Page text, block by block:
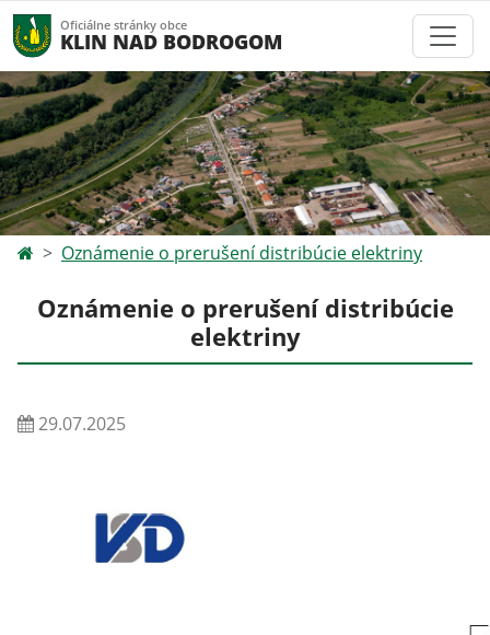
Oficiálne stránky obce
KLIN NAD BODROGOM
Oznámenie o prerušení distribúcie elektriny
Oznámenie o prerušení distribúcie
elektriny
29.07.2025